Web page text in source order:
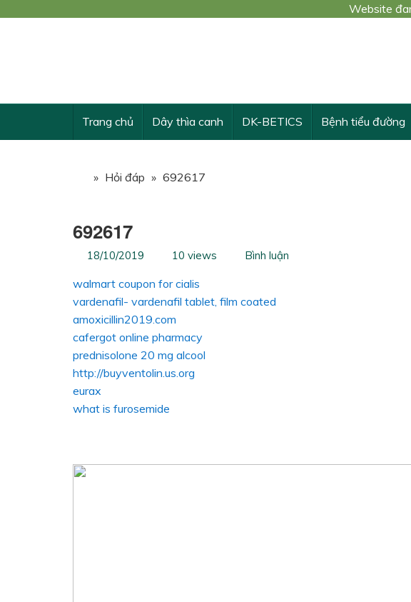
Website
Trang chủ Dây thìa canh DK-BETICS Bệnh tiểu đường
» Hỏi đáp » 692617
692617
18/10/2019 10 views Bình luận
walmart coupon for cialis
vardenafil- vardenafil tablet, film coated
amoxicillin2019.com
cafergot online pharmacy
prednisolone 20 mg alcool
http://buyventolin.us.org
eurax
what is furosemide